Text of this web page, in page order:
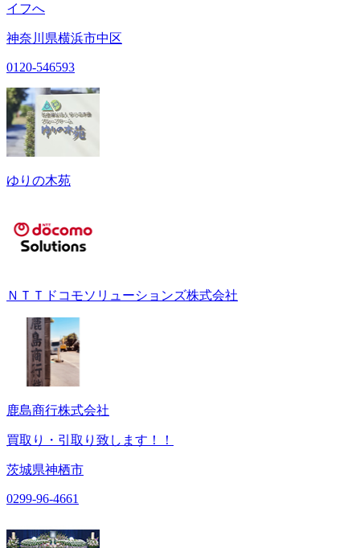
イフへ
神奈川県横浜市中区
0120-546593
ゆりの木苑
ＮＴＴドコモソリューションズ株式会社
鹿島商行株式会社
買取り・引取り致します！！
茨城県神栖市
0299-96-4661